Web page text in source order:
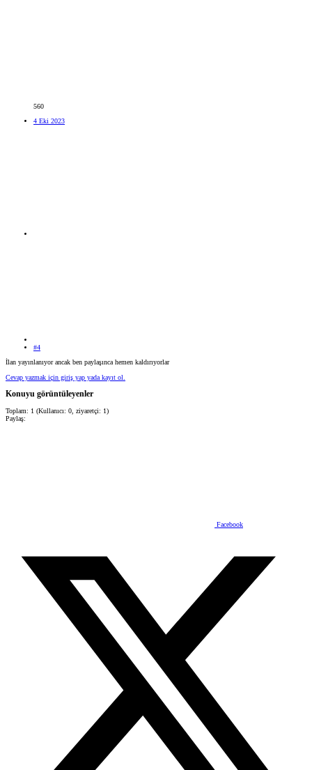
560
4 Eki 2023
#4
İlan yayınlanıyor ancak ben paylaşınca hemen kaldırıyorlar
Cevap yazmak için giriş yap yada kayıt ol.
Konuyu görüntüleyenler
Toplam: 1 (Kullanıcı: 0, ziyaretçi: 1)
Paylaş:
Facebook